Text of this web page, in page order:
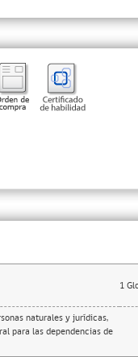
1
naturales y jurídicas,
para las dependencias de